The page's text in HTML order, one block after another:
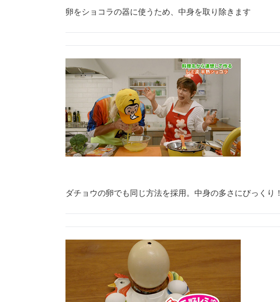
卵をショコラの器に使うため、中身を取り除きます
ダチョウの卵でも同じ方法を採用。中身の多さにびっくり！